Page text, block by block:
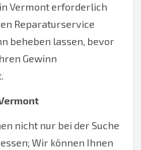
Vermont erforderlich
Reparaturservice
beheben lassen, bevor
Gewinn
nicht nur bei der Suche
Wir können Ihnen